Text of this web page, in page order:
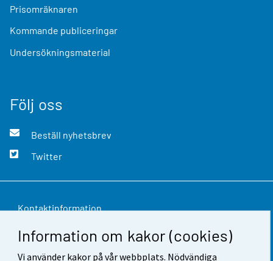
Information om kakor (cookies)
Vi använder kakor på vår webbplats. Nödvändiga
Prisomräknaren
Kommande publiceringar
Undersökningsmaterial
Följ oss
Beställ nyhetsbrev
Twitter
Kontaktinformation
Respons
Användarvillkor